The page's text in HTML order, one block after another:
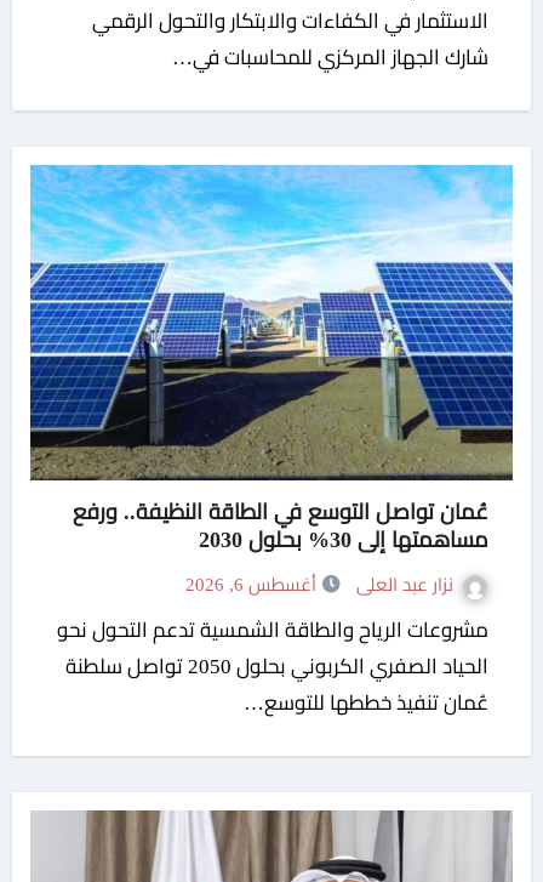
الاستثمار في الكفاءات والابتكار والتحول الرقمي
شارك الجهاز المركزي للمحاسبات في…
عُمان تواصل التوسع في الطاقة النظيفة.. ورفع
مساهمتها إلى 30% بحلول 2030
نزار عبد العلى أغسطس 6, 2026
مشروعات الرياح والطاقة الشمسية تدعم التحول نحو
الحياد الصفري الكربوني بحلول 2050 تواصل سلطنة
عُمان تنفيذ خططها للتوسع…